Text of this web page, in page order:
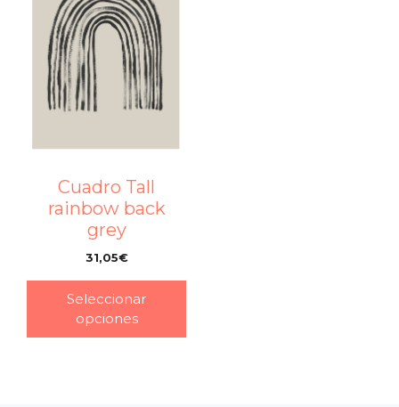
Cuadro Tall
rainbow back
grey
31,05€
Seleccionar
opciones